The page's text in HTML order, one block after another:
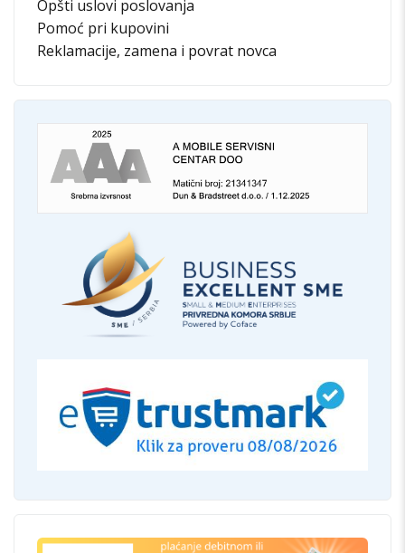
Opšti uslovi poslovanja
Pomoć pri kupovini
Reklamacije, zamena i povrat novca